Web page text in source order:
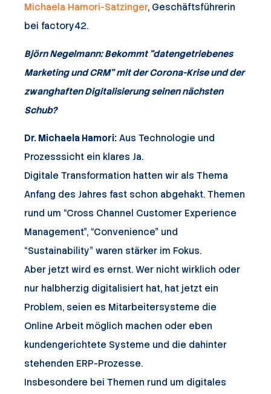
Michaela Hamori-Satzinger, Geschäftsführerin
bei factory42.
Björn Negelmann: Bekommt "datengetriebenes
Marketing und CRM" mit der Corona-Krise und der
zwanghaften Digitalisierung seinen nächsten
Schub?
Dr. Michaela Hamori: Aus Technologie und
Prozesssicht ein klares Ja.
Digitale Transformation hatten wir als Thema
Anfang des Jahres fast schon abgehakt. Themen
rund um “Cross Channel Customer Experience
Management”, “Convenience” und
“Sustainability” waren stärker im Fokus.
Aber jetzt wird es ernst. Wer nicht wirklich oder
nur halbherzig digitalisiert hat, hat jetzt ein
Problem, seien es Mitarbeitersysteme die
Online Arbeit möglich machen oder eben
kundengerichtete Systeme und die dahinter
stehenden ERP-Prozesse.
Insbesondere bei Themen rund um digitales